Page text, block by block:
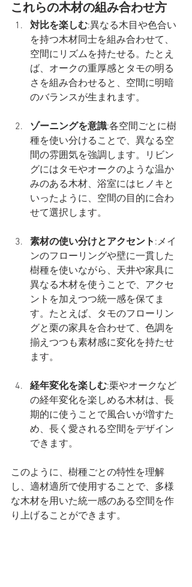
これらの木材の組み合わせ方
対比を楽しむ:異なる木目や色合い
を持つ木材同士を組み合わせて、
空間にリズムを持たせる。たとえ
ば、オークの重厚感とタモの明る
さを組み合わせると、空間に明暗
のバランスが生まれます。
ゾーニングを意識:各空間ごとに樹
種を使い分けることで、異なる空
間の雰囲気を強調します。リビン
グにはタモやオークのような温か
みのある木材、浴室にはヒノキと
いったように、空間の目的に合わ
せて選択します。
素材の使い分けとアクセント :メイ
ンのフローリングや壁に一貫した
樹種を使いながら、天井や家具に
異なる木材を使うことで、アクセ
ントを加えつつ統一感を保てま
す。たとえば、タモのフローリン
グと栗の家具を合わせて、色調を
揃えつつも素材感に変化を持たせ
ます。
経年変化を楽しむ:栗やオークなど
の経年変化を楽しめる木材は、長
期的に使うことで風合いが増すた
め、長く愛される空間をデザイン
できます。
このように、樹種ごとの特性を理解
し、適材適所で使用することで、多様
な木材を用いた統一感のある空間を作
り上げることができます。